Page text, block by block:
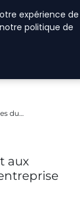
du…
aux
expérience de
politique de